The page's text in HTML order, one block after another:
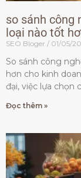
so sánh công
loại nào tốt
SEO Bloger 01/05/
So sánh công
hơn cho kinh
đại, việc lựa chọn
Đọc thêm »